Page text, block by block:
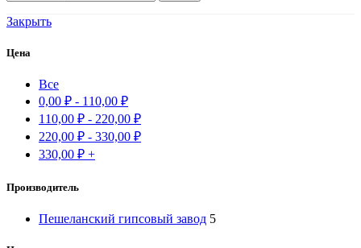
Закрыть
Цена
Все
0,00 ₽ - 110,00 ₽
110,00 ₽ - 220,00 ₽
220,00 ₽ - 330,00 ₽
330,00 ₽ +
Производитель
Пешеланский гипсовый завод 5